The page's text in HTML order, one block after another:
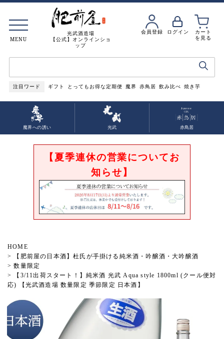
光武酒造場
【公式】オンラインショ
ップ
会員登録 ログイン
カート
を見る
注目ワード ギフト とってもお得な定期便 魔界 赤鳥居 飲み比べ 焼き芋
MENU
魔界への誘い 光武 赤鳥居
【夏季連休の営業についてお
知らせ】
HOME
【肥前屋の日本酒】杜氏が手掛ける純米酒・吟醸酒・大吟醸酒
数量限定
【3/11出荷スタート！】純米酒 光武 Aqua style 1800ml (クール便対
応) 【光武酒造場 数量限定 季節限定 日本酒】